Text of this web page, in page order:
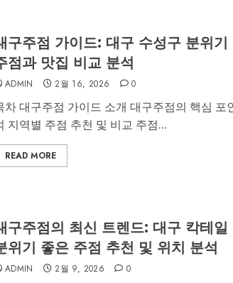
구주점 가이드: 대구 수성구 분위기
점과 맛집 비교 분석
ADMIN 2월 16, 2026 0
차 대구주점 가이드 소개 대구주점의 핵심 포
지역별 주점 추천 및 비교 주점...
READ MORE
구주점의 최신 트렌드: 대구 칵테일
위기 좋은 주점 추천 및 위치 분석
ADMIN 2월 9, 2026 0